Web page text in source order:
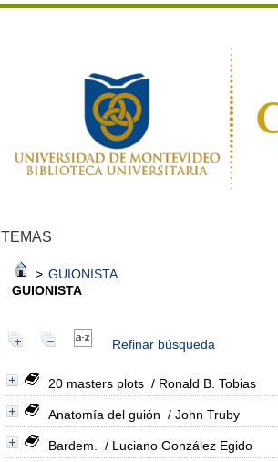
TEMAS
> GUIONISTA
GUIONISTA
Refinar búsqueda
20 masters plots / Ronald B. Tobias
Anatomía del guión / John Truby
Bardem. / Luciano González Egido